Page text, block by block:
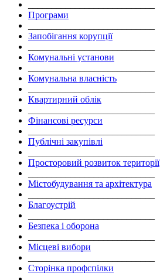
Програми
Запобігання корупції
Комунальні установи
Комунальна власність
Квартирний облік
Фінансові ресурси
Публічні закупівлі
Просторовий розвиток території
Містобудування та архітектура
Благоустрій
Безпека і оборона
Місцеві вибори
Сторінка профспілки